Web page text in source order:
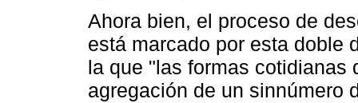
Ahora bien, el proceso de
está marcado por esta doble
la que "las formas cotidianas
agregación de un sinnúmero